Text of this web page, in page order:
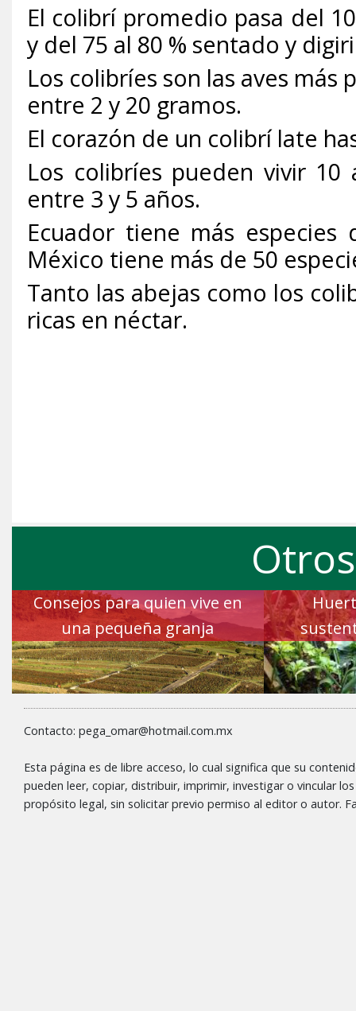
El colibrí promedio pasa del
y del 75 al 80 % sentado y
Los colibríes son las aves
entre 2 y 20 gramos.
El corazón de un colibrí late
Los colibríes pueden vivir
entre 3 y 5 años.
Ecuador tiene más
México tiene más de 50
Tanto las abejas como los
ricas en néctar.
Consejos para quien vive en
una pequeña granja
Contacto: pega_omar@hotmail.com.mx
Esta página es de libre acceso, lo cual significa que su
pueden leer, copiar, distribuir, imprimir, investigar o vincular
propósito legal, sin solicitar previo permiso al editor o autor.